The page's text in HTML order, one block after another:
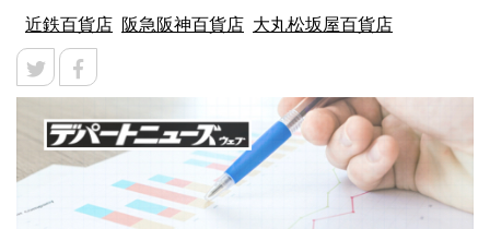
近鉄百貨店 阪急阪神百貨店 大丸松坂屋百貨店